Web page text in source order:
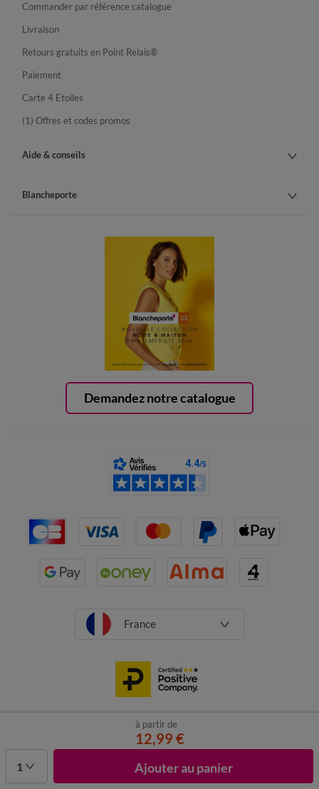
à partir de
12,99 €
1 Ajouter au panier
Demandez notre catalogue
Commander par référence catalogue
Livraison
Retours gratuits en Point Relais®
Paiement
Carte 4 Etoiles
(1) Offres et codes promos
Aide & conseils
Blancheporte
France
Données personnelles